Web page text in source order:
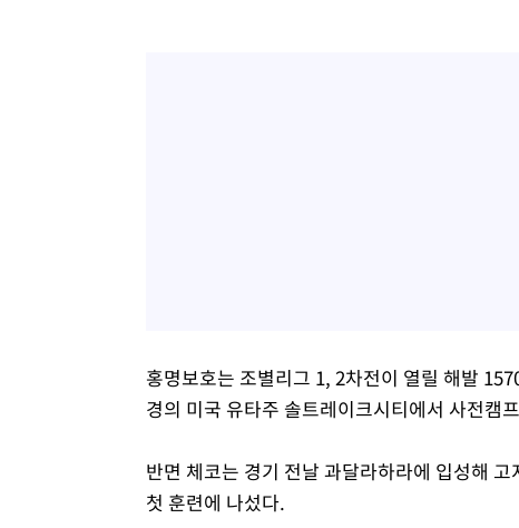
홍명보호는 조별리그 1, 2차전이 열릴 해발
경의 미국 유타주 솔트레이크시티에서 사전캠
반면 체코는 경기 전날 과달라하라에 입성해
첫 훈련에 나섰다.